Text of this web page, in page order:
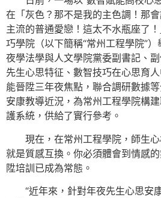
在「灰色？那不是我的主色調！那
主流的普通愛戀！這太不水瓶座了
巧學院（以下簡稱“常州工程學院”
夜學法學與人文學院黨委副書記、
先生心思特征、數智技巧在心思育
能晉陞三年夜焦點，聯合調研數據
安康教導近況，為常州工程學院構
護系統，供給了實行參考。
現在，在常州工程學院，師生
就是質感互換。你必須體會到情感
陞培訓已成為常態。
“近年來，針對年夜先生心思安